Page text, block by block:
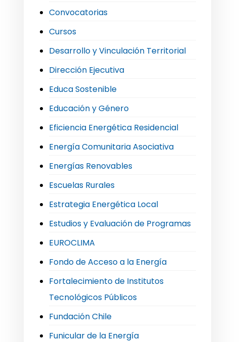
Convocatorias
Cursos
Desarrollo y Vinculación Territorial
Dirección Ejecutiva
Educa Sostenible
Educación y Género
Eficiencia Energética Residencial
Energía Comunitaria Asociativa
Energías Renovables
Escuelas Rurales
Estrategia Energética Local
Estudios y Evaluación de Programas
EUROCLIMA
Fondo de Acceso a la Energía
Fortalecimiento de Institutos
Tecnológicos Públicos
Fundación Chile
Funicular de la Energía